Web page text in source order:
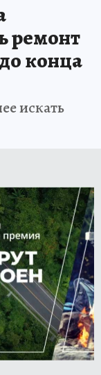
ремонт
конца
искать